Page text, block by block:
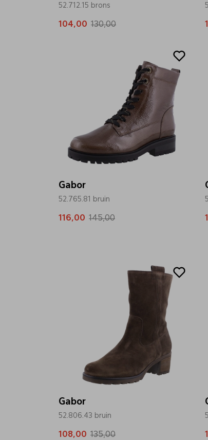
52.712.15 brons
104,00 130,00
Gabor
52.765.81 bruin
116,00 145,00
Gabor
52.806.43 bruin
108,00 135,00